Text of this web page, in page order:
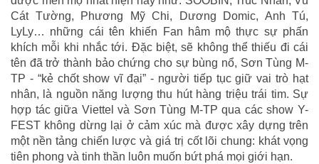
Cát Tường, Phương Mỹ Chi, Dương Domic, Anh Tú,
LyLy… những cái tên khiến Fan hâm mộ thực sự phấn
khích mỗi khi nhắc tới. Đặc biệt, sẽ không thể thiếu đi cái
tên đã trở thành bảo chứng cho sự bùng nổ, Sơn Tùng M-
TP - “kẻ chốt show vĩ đại” - người tiếp tục giữ vai trò hạt
nhân, là nguồn năng lượng thu hút hàng triệu trái tim. Sự
hợp tác giữa Viettel và Sơn Tùng M-TP qua các show Y-
FEST không dừng lại ở cảm xúc mà được xây dựng trên
một nền tảng chiến lược và giá trị cốt lõi chung: khát vọng
tiên phong và tinh thần luôn muốn bứt phá mọi giới hạn.